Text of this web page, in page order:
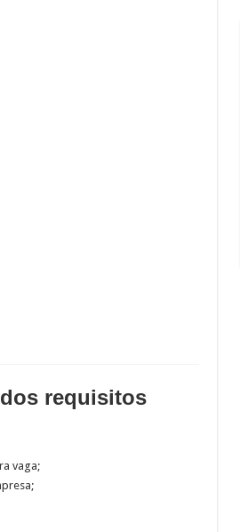
requisitos
vaga;